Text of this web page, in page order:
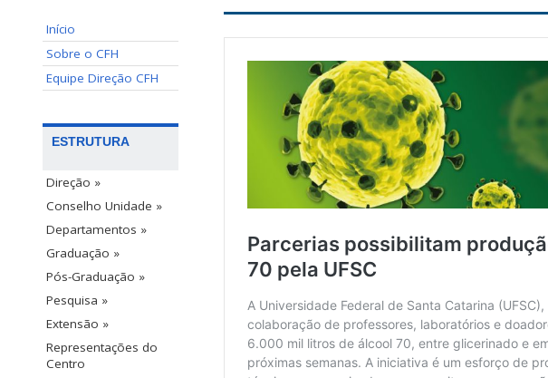
Início
Sobre o CFH
Equipe Direção CFH
ESTRUTURA
Direção »
Conselho Unidade »
Departamentos »
Graduação »
Pós-Graduação »
Pesquisa »
Extensão »
Representações do
Centro